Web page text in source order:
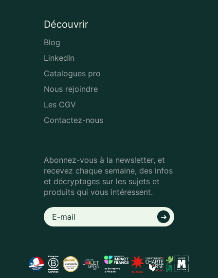
Découvrir
Blog
LinkedIn
Catalogues pro
Nous rejoindre
Les CGV
Contactez-nous
Abonnez-vous à la newsletter, et
recevez chaque semaine, des infos
et décryptages sur les sujets et
produits qui vous intéressent.